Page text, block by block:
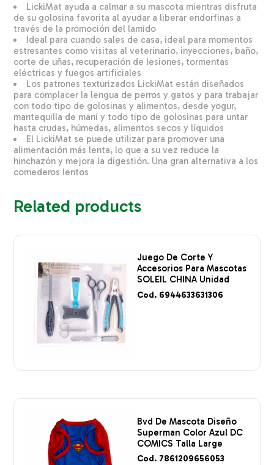
LickiMat ayuda a calmar a su mascota mientras disfruta
de su golosina favorita al ayudar a liberar endorfinas a
través de la promoción del lamido
Ideal para cuando sales de casa, ideal para momentos
estresantes como visitas al veterinario, inyecciones, baño,
corte de uñas, recuperación de lesiones, tormentas
eléctricas y fuegos artificiales
Los patrones texturizados LickiMat están diseñados
para complacer la lengua de perros y gatos y para trabajar
con todo tipo de golosinas y alimentos, desde yogur,
mantequilla de maní y todo tipo de golosinas para untar
hasta crudas, húmedas, alimentos secos y líquidos
El LickiMat se puede utilizar para promover una
alimentación más lenta, lo que a su vez reduce la
hinchazón y mejora la digestión. Una gran alternativa a los
comederos lentos
Related products
Juego De Corte Y
Accesorios Para Mascotas
SOLEIL CHINA Unidad
Cod. 6944633631306
Bvd De Mascota Diseño
Superman Color Azul DC
COMICS Talla Large
Cod. 7861209656053